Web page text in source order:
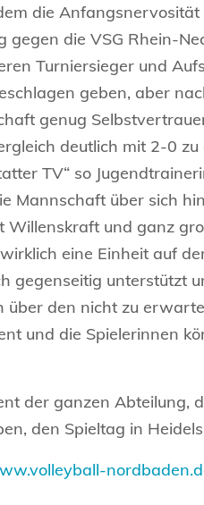
die
die VSG Rhein-
Turniersieger und
geben, aber
genug
deutlich mit 2-0
TV“ so
Mannschaft über sich
und ganz
eine Einheit auf
gegenseitig unterstützt
über den nicht zu
und die Spielerinnen
der ganzen Abteilung,
den Spieltag in